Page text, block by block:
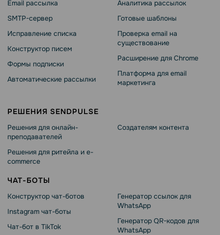
Email рассылка
SMTP-сервер
Исправление списка
Конструктор писем
Формы подписки
Автоматические рассылки
Аналитика рассылок
Готовые шаблоны
Проверка email на
существование
Расширение для Chrome
Платформа для email
маркетинга
РЕШЕНИЯ SENDPULSE
Решения для онлайн-
преподавателей
Решения для ритейла и e-
commerce
Создателям контента
ЧАТ-БОТЫ
Конструктор чат-ботов
Instagram чат-боты
Чат-бот в TikTok
Генератор ссылок для
WhatsApp
Генератор QR-кодов для
WhatsApp